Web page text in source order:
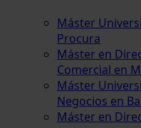
Máster
Procura
Máster en
Comercial en
Máster
Negocios en
Máster en